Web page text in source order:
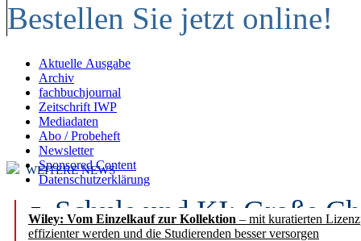
Bestellen Sie jetzt online!
Aktuelle Ausgabe
Archiv
fachbuchjournal
Zeitschrift IWP
Mediadaten
Abo / Probeheft
Newsletter
Sponsored Content
Datenschutzerklärung
Wiley: Vom Einzelkauf zur Kollektion – mit kuratierten
effizienter werden und die Studierenden besser versorgen
WEITERE NEWS
Schule und KI: Große